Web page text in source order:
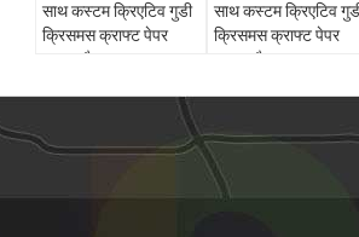
साथ कस्टम क्रिएटिव गुडी
क्रिसमस क्राफ्ट पेपर
उपहार बैग
साथ कस्टम क्रिएटिव
क्रिसमस क्राफ्ट पेपर
उपहार बैग